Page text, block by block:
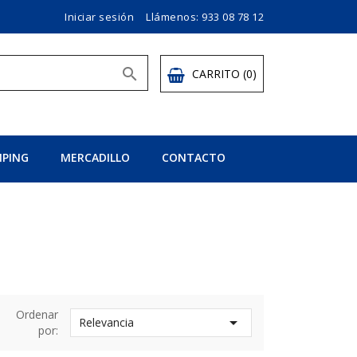
Iniciar sesión Llámenos: 933 08 78 12
CARRITO (0)

MERCADILLO CONTACTO
Ordenar
por:
Relevancia 